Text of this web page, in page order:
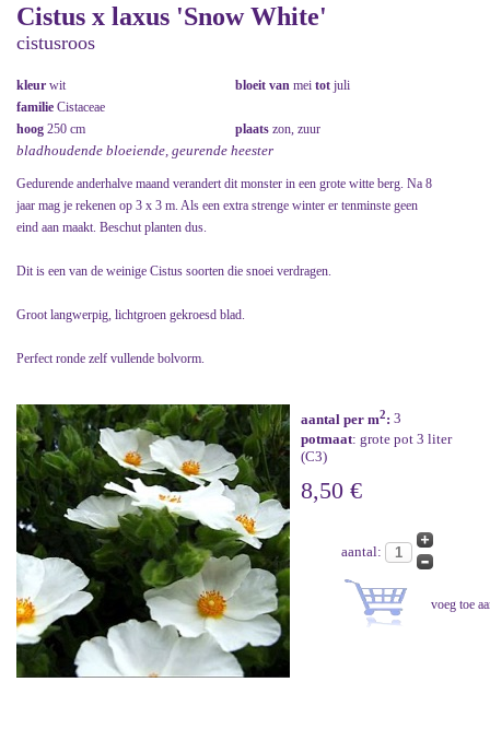
Cistus x laxus 'Snow White'
cistusroos
kleur wit bloeit van mei tot juli
familie Cistaceae
hoog 250 cm plaats zon, zuur
bladhoudende bloeiende, geurende heester
Gedurende anderhalve maand verandert dit monster in een grote witte berg. Na 8
jaar mag je rekenen op 3 x 3 m. Als een extra strenge winter er tenminste geen
eind aan maakt. Beschut planten dus.
Dit is een van de weinige Cistus soorten die snoei verdragen.
Groot langwerpig, lichtgroen gekroesd blad.
Perfect ronde zelf vullende bolvorm.
aantal per m2: 3
potmaat: grote pot 3 liter
(C3)
8,50 €
aantal: